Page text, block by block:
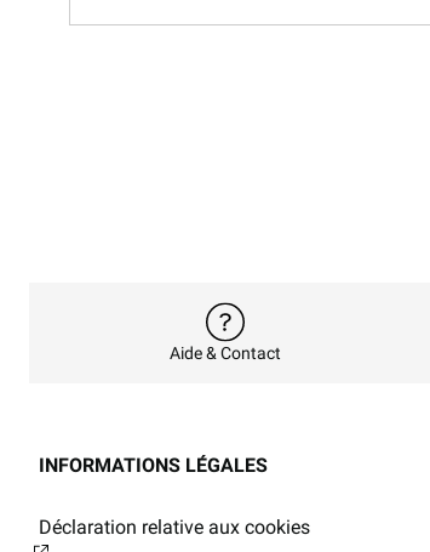
Aide & Contact
INFORMATIONS LÉGALES
Déclaration relative aux cookies